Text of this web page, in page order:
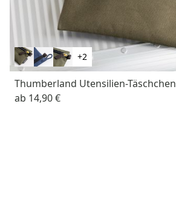
+2
Thumberland Utensilien-Täschchen
ab 14,90 €